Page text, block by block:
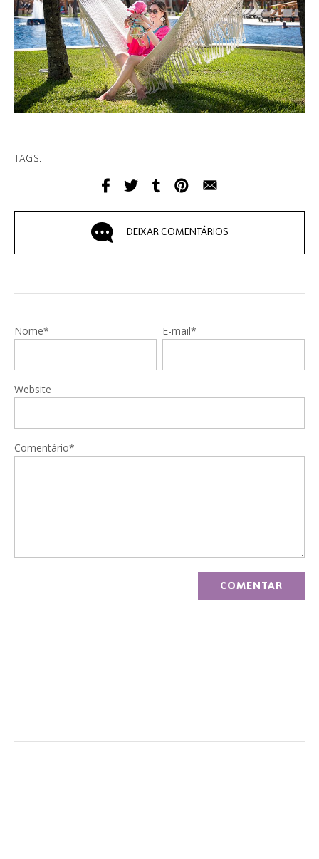
TAGS:
DEIXAR COMENTÁRIOS
Nome* E-mail*
Website
Comentário*